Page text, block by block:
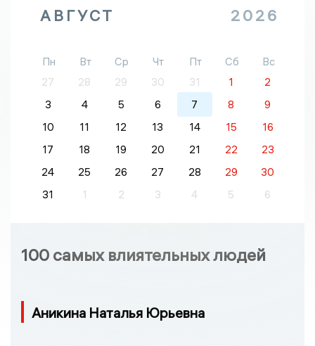
АВГУСТ 2026
Пн Вт Ср Чт Пт Сб
Вс
27
28 29 30 31 1
2
3
4 5 6 7 8
9
10
11 12 13 14 15
16
17
18 19 20 21 22
23
24
25 26 27 28 29
30
31
1 2 3 4 5 6
100 самых влиятельных людей
Аникина Наталья Юрьевна